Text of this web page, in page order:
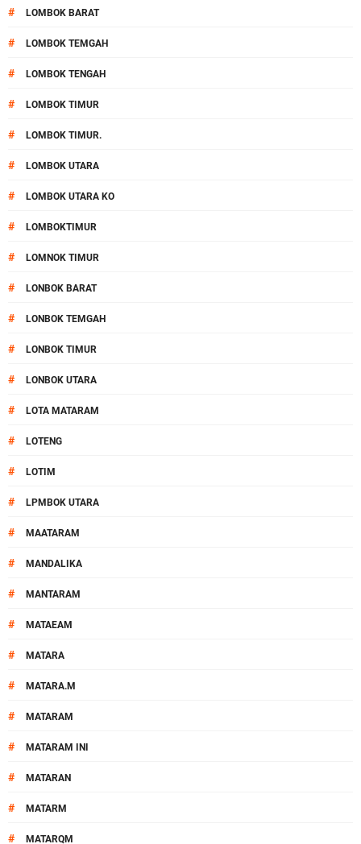
# LOMBOK BARAT
# LOMBOK TEMGAH
# LOMBOK TENGAH
# LOMBOK TIMUR
# LOMBOK TIMUR.
# LOMBOK UTARA
# LOMBOK UTARA KO
# LOMBOKTIMUR
# LOMNOK TIMUR
# LONBOK BARAT
# LONBOK TEMGAH
# LONBOK TIMUR
# LONBOK UTARA
# LOTA MATARAM
# LOTENG
# LOTIM
# LPMBOK UTARA
# MAATARAM
# MANDALIKA
# MANTARAM
# MATAEAM
# MATARA
# MATARA.M
# MATARAM
# MATARAM INI
# MATARAN
# MATARM
# MATARQM